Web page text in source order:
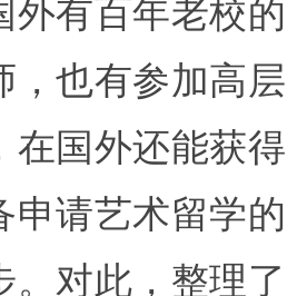
，也有参加高层
在国外还能获得
请艺术留学的
对此，整理了